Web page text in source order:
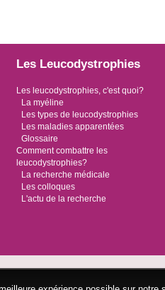
Les Leucodystrophies
Les leucodystrophies, c'est quoi?
La myéline
Les types de leucodystrophies
Les maladies apparentées
Glossaire
Comment combattre les
leucodystrophies?
La recherche médicale
Les colloques
L'actu de la recherche